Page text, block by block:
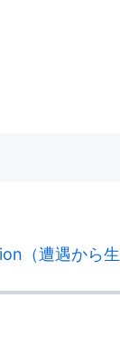
遭遇から生